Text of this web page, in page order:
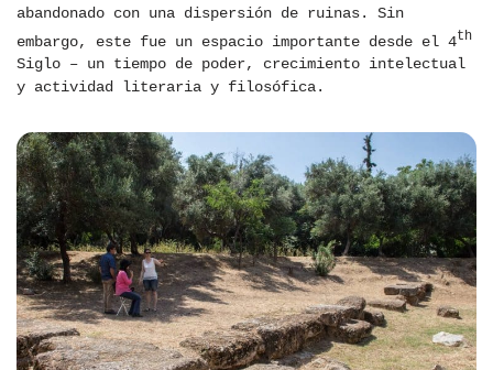
abandonado con una dispersión de ruinas. Sin
embargo, este fue un espacio importante desde el 4th
Siglo – un tiempo de poder, crecimiento intelectual
y actividad literaria y filosófica.